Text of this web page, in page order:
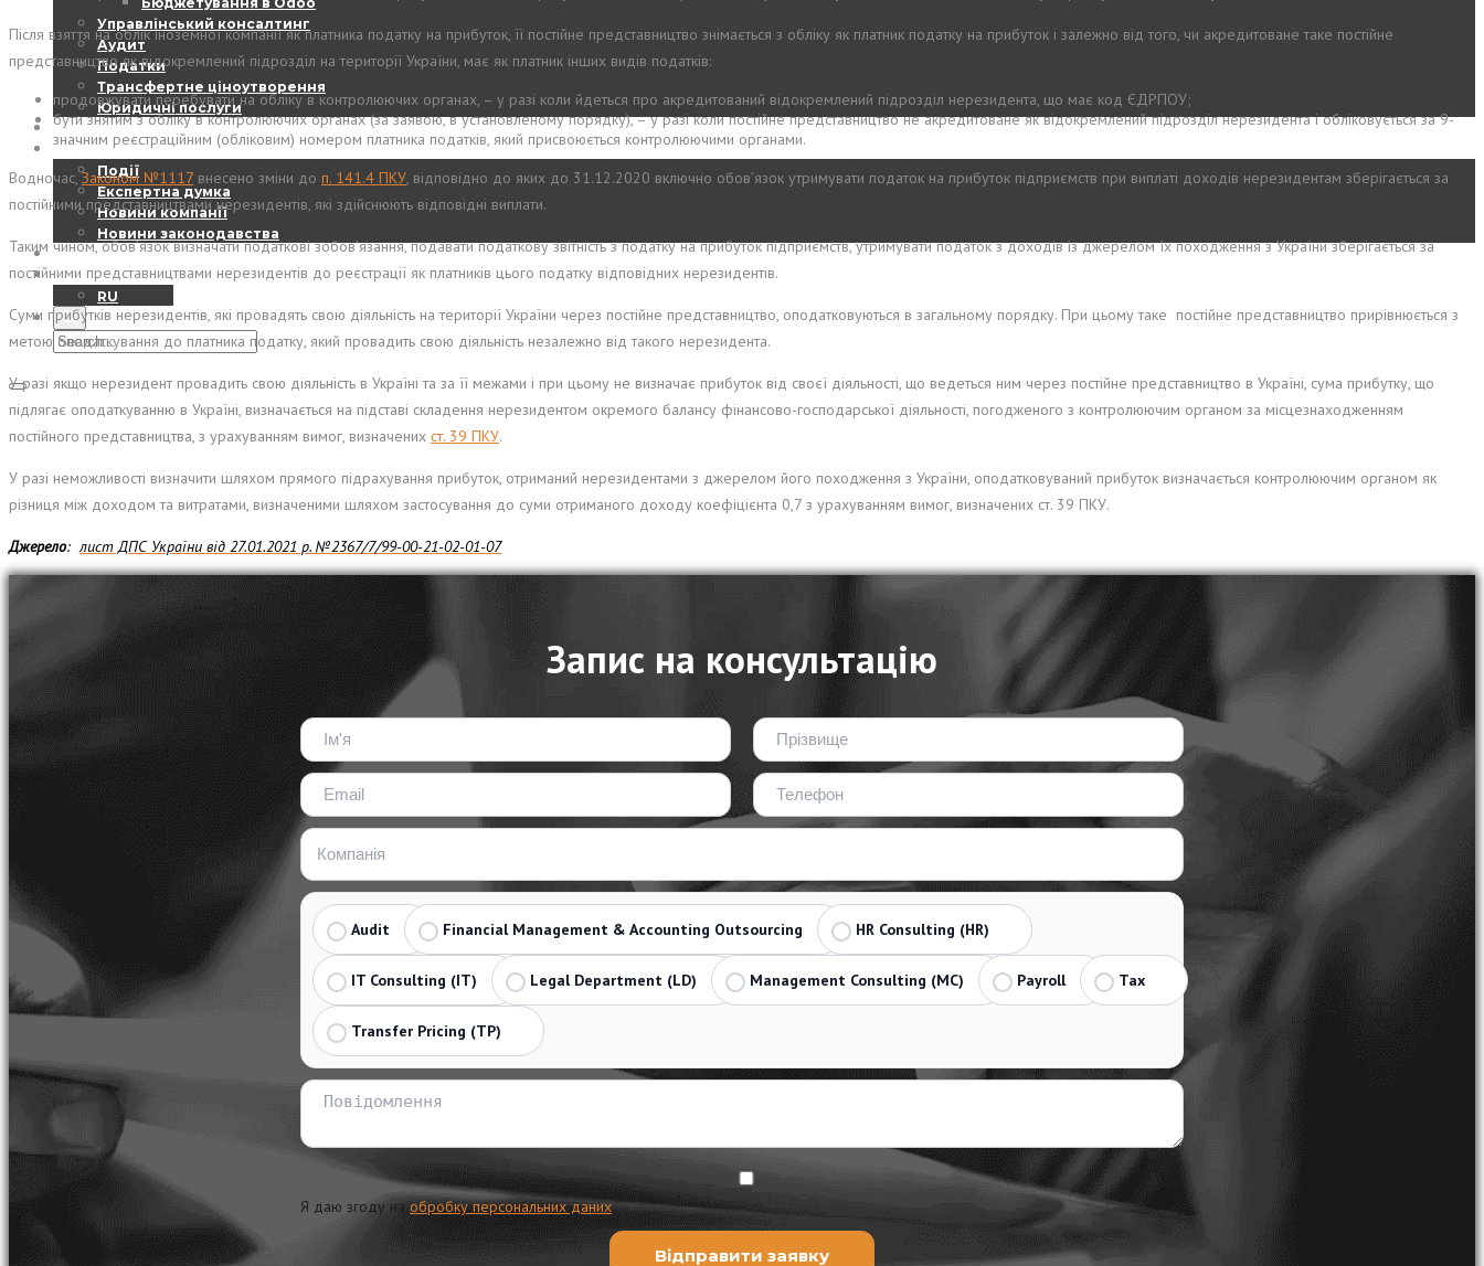
Управлінський консалтинг
Аудит
Податки
Трансфертне ціноутворення
Юридичні послуги
EBS – DIGEST
НОВИНИ
Події
Експертна думка
Новини компанії
Новини законодавства
КОНТАКТИ
UA
RU
Після взяття на облік іноземної компанії як платника податку на прибуток, її постійне представництво знімається з обліку як платник податку на прибуток і залежно від того, чи акредитоване таке постійне
представництво як відокремлений підрозділ на території України, має як платник інших видів податків:
продовжувати перебувати на обліку в контролюючих органах, – у разі коли йдеться про акредитований відокремлений підрозділ нерезидента, що має код ЄДРПОУ;
бути знятим з обліку в контролюючих органах (за заявою, в установленому порядку), – у разі коли постійне представництво не акредитоване як відокремлений підрозділ нерезидента і обліковується за 9-
значним реєстраційним (обліковим) номером платника податків, який присвоюється контролюючими органами.
Водночас,Законом №1117 внесено зміни до п. 141.4 ПКУ, відповідно до яких до 31.12.2020 включно обов’язок утримувати податок на прибуток підприємств при виплаті доходів нерезидентам зберігається за
постійними представництвами нерезидентів, які здійснюють відповідні виплати.
Таким чином, обов’язок визначати податкові зобов’язання, подавати податкову звітність з податку на прибуток підприємств, утримувати податок з доходів із джерелом їх походження з України зберігається за
постійними представництвами нерезидентів до реєстрації як платників цього податку відповідних нерезидентів.
Суми прибутків нерезидентів, які провадять свою діяльність на території України через постійне представництво, оподатковуються в загальному порядку. При цьому таке постійне представництво прирівнюється з
метою оподаткування до платника податку, який провадить свою діяльність незалежно від такого нерезидента.
У разі якщо нерезидент провадить свою діяльність в Україні та за її межами і при цьому не визначає прибуток від своєї діяльності, що ведеться ним через постійне представництво в Україні, сума прибутку, що
підлягає оподаткуванню в Україні, визначається на підставі складення нерезидентом окремого балансу фінансово-господарської діяльності, погодженого з контролюючим органом за місцезнаходженням
постійного представництва, з урахуванням вимог, визначених ст. 39 ПКУ.
У разі неможливості визначити шляхом прямого підрахування прибуток, отриманий нерезидентами з джерелом його походження з України, оподатковуваний прибуток визначається контролюючим органом як
різниця між доходом та витратами, визначеними шляхом застосування до суми отриманого доходу коефіцієнта 0,7 з урахуванням вимог, визначених ст. 39 ПКУ.
Джерело:лист ДПС України від 27.01.2021 р. №2367/7/99-00-21-02-01-07
Запис на консультацію
Audit Financial Management & Accounting Outsourcing HR Consulting (HR)
IT Consulting (IT) Legal Department (LD) Management Consulting (MC) Payroll Tax
Transfer Pricing (TP)
Я даю згоду наобробку персональних даних